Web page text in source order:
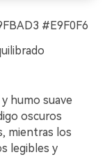
#E9F0F6
humo suave
oscuros
mientras los
legibles y